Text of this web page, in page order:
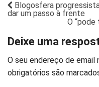
Blogosfera
dar um passo à frente
O “pode
Deixe uma
O seu endereço de email
obrigatórios são